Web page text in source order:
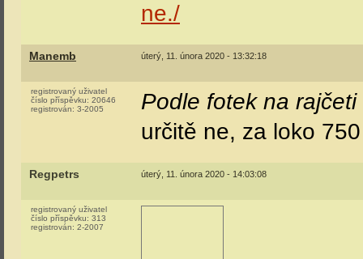
ne./
Manemb úterý, 11. února 2020 - 13:32:18
registrovaný uživatel
číslo příspěvku: 20646
registrován: 3-2005
Podle fotek na
určitě ne, za loko
Regpetrs úterý, 11. února 2020 - 14:03:08
registrovaný uživatel
číslo příspěvku: 313
registrován: 2-2007